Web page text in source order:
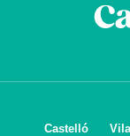
Castelló